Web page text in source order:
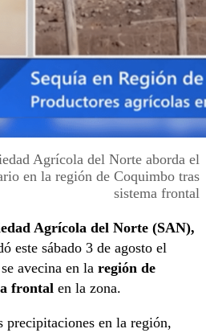
Agrícola del Norte aborda el
en la región de Coquimbo tras
sistema frontal
Agrícola del Norte (SAN),
este sábado 3 de agosto el
avecina en la región de
frontal en la zona.
precipitaciones en la región,